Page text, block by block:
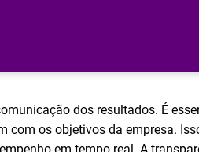
dos resultados. É
com os objetivos da empresa.